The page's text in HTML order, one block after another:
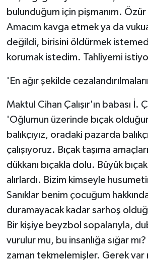
bulunduğum için pişmanım.
Amacım kavga etmek ya da
değildi, birisini öldürmek
korumak istedim. Tahliyemi
'En ağır şekilde
Maktul Cihan Çalışır'ın babası İ.
'Oğlumun üzerinde bıçak
balıkçıyız, oradaki pazarda
çalışıyoruz. Bıçak taşıma
dükkanı bıçakla dolu. Büyük
alırlardı. Bizim kimseyle
Sanıklar benim çocuğum
duramayacak kadar sarhoş
Bir kişiye beyzbol sopalarıyla,
vurulur mu, bu insanlığa sığar
zaman tekmelemişler. Gerek var